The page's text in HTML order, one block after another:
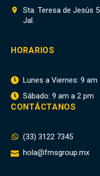


Sta. Teresa de Jesús
Jal.
HORARIOS

 Lunes a Viernes: 9

 Sábado: 9 am a 2 pm
CONTÁCTANOS

 (33) 3122 7345

 hola@fmsgroup.mx